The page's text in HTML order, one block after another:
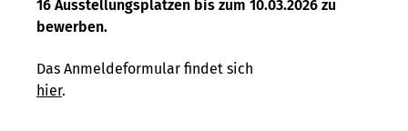
16 Ausstellungsplätzen bis zum 10.03.2026 zu
bewerben.
Das Anmeldeformular findet sich
hier.